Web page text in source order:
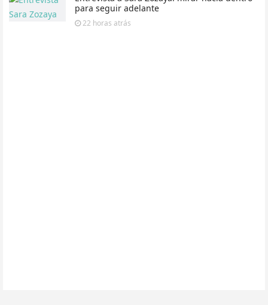
para seguir adelante
22 horas atrás